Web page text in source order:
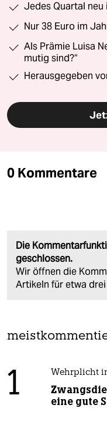
Jedes Quartal neu
Nur 38 Euro im
Als Prämie Luisa
mutig sind?“
Herausgegeben
0 Kommentare
Die
geschlossen.
Wir öffnen die
Artikeln für etwa drei
1 Wehrplicht
eine gute